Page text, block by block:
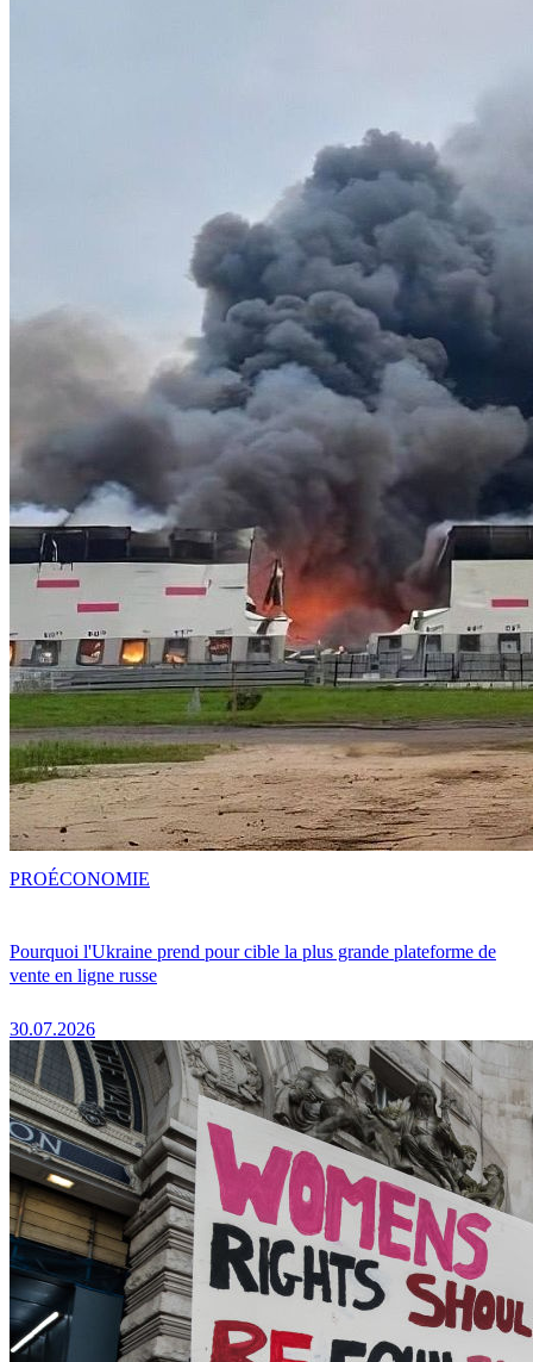
Pourquoi l'Ukraine prend pour cible la plus grande plateforme de
vente en ligne russe
30.07.2026
PROÉCONOMIE